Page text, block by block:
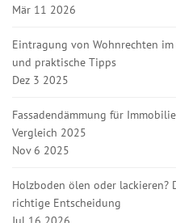
Mär 11 2026
Eintragung von Wohnrechten
und praktische Tipps
Dez 3 2025
Fassadendämmung für
Vergleich 2025
Nov 6 2025
Holzboden ölen oder
richtige Entscheidung